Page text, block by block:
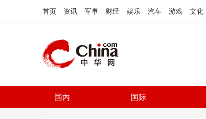
首页 资讯 军事 财经 娱乐 汽车 游戏 文化
国内 国际